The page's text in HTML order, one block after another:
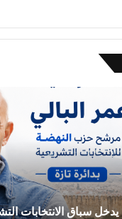
ا
د
ث
ة
ا
ن
ق
ل حادثة